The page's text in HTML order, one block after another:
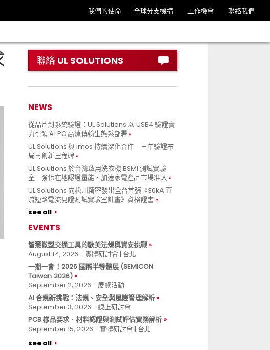
我們的使命 全球分支機搆 工作機會 聯絡我們
聯絡 UL SOLUTIONS
NEWS
從晶片到系統驗證：UL Solutions 以 USB4 驗證實
力引領 AI PC 高速傳輸生態系部署
UL Solutions 與 imos 持續深化合作 三年驗證布
局再創新里程碑
UL Solutions 於台灣啟用洗衣機 BSMI 測試實驗
室 強化在地認證量能、加速家電產品市場准入
UL Solutions 向松川精密發出全台首張《30kA 直
流短路電流見證測試實驗室計畫》資格證書
see all
EVENTS
智慧微型交通工具的歐美法規與資安挑戰
August 14, 2026 - 實體研討會 | 台北
一期一會！2026 國際半導體展 (SEMICON
Taiwan 2026)
September 2, 2026 - 展覽活動
AI 合規新挑戰：法規、安全與風險管理解析
September 3, 2026 - 線上研討會
PCB 樣品要求、材料認證與測試評估實務解析
September 15, 2026 - 實體研討會 | 台北
see all